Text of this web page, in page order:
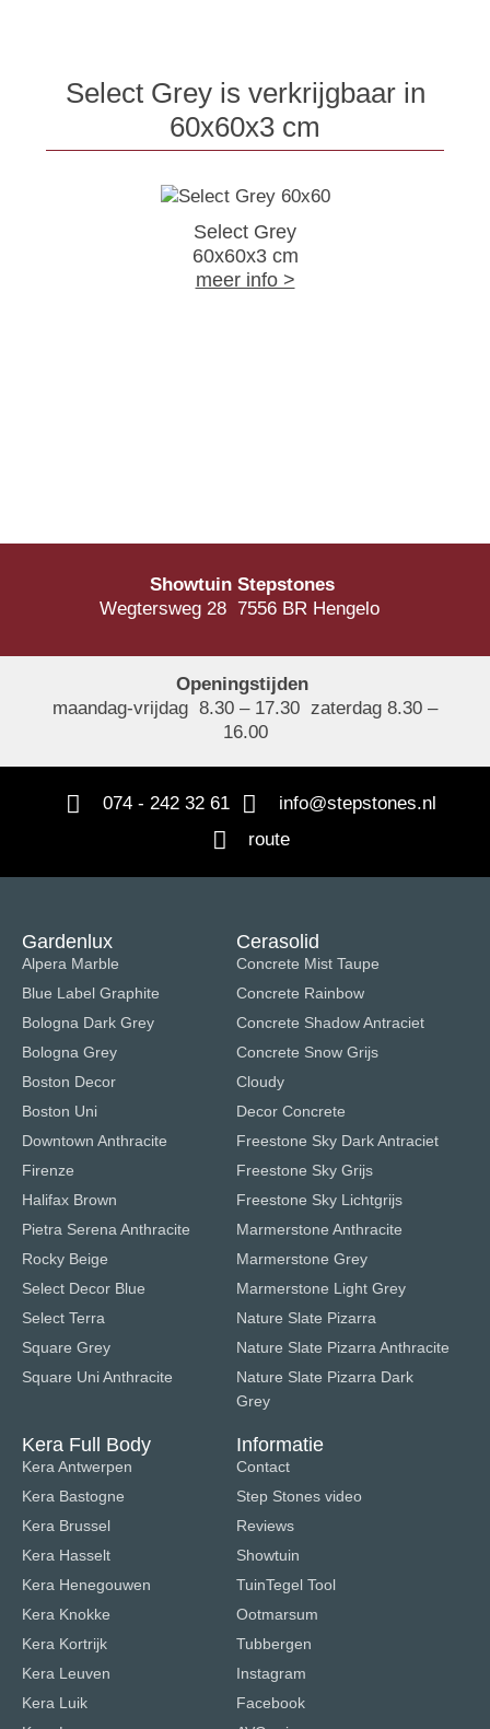
Select Grey is verkrijgbaar in
60x60x3 cm
Select Grey
60x60x3 cm
meer info >
Showtuin Stepstones
Wegtersweg 28 7556 BR Hengelo
Openingstijden
maandag-vrijdag 8.30 – 17.30 zaterdag 8.30 –
16.00
074 - 242 32 61
info@stepstones.nl
route
Gardenlux
Alpera Marble
Blue Label Graphite
Bologna Dark Grey
Bologna Grey
Boston Decor
Boston Uni
Downtown Anthracite
Firenze
Halifax Brown
Pietra Serena Anthracite
Rocky Beige
Select Decor Blue
Select Terra
Square Grey
Square Uni Anthracite
Cerasolid
Concrete Mist Taupe
Concrete Rainbow
Concrete Shadow Antraciet
Concrete Snow Grijs
Cloudy
Decor Concrete
Freestone Sky Dark Antraciet
Freestone Sky Grijs
Freestone Sky Lichtgrijs
Marmerstone Anthracite
Marmerstone Grey
Marmerstone Light Grey
Nature Slate Pizarra
Nature Slate Pizarra Anthracite
Nature Slate Pizarra Dark
Grey
Kera Full Body
Kera Antwerpen
Kera Bastogne
Kera Brussel
Kera Hasselt
Kera Henegouwen
Kera Knokke
Kera Kortrijk
Kera Leuven
Kera Luik
Informatie
Contact
Step Stones video
Reviews
Showtuin
TuinTegel Tool
Ootmarsum
Tubbergen
Instagram
Facebook